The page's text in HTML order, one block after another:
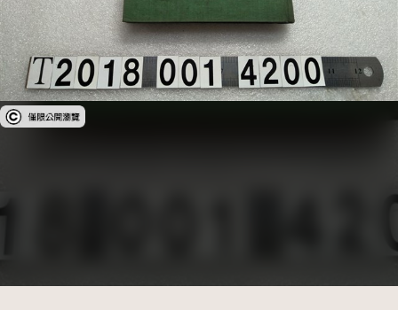
受著作權法保護-僅限於本平台有限度公開瀏覽